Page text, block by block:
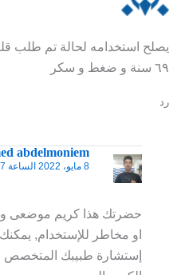
يصلح استخدامه لحالة تم طلب
٦٩ سنة و ضغط و سكر
رد
abdelmoniem
8 مايو، 2022 الساعة 4:07 م
حضرتك هذا كريم موضعى
او مخاطر للإستخدام,
إستشارة طبيبك المتخصص